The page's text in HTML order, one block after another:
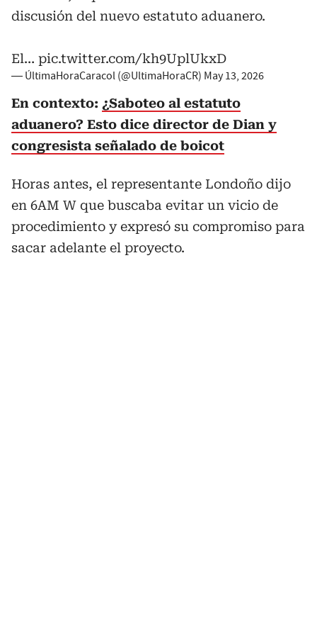
discusión del nuevo estatuto aduanero.
El… pic.twitter.com/kh9UplUkxD
— ÚltimaHoraCaracol (@UltimaHoraCR) May 13, 2026
En contexto: ¿Saboteo al estatuto
aduanero? Esto dice director de Dian y
congresista señalado de boicot
Horas antes, el representante Londoño dijo
en 6AM W que buscaba evitar un vicio de
procedimiento y expresó su compromiso para
sacar adelante el proyecto.